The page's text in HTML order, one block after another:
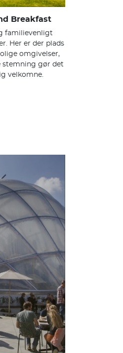
Breakfast
familievenligt
Her er der plads
omgivelser,
stemning gør det
velkomne.